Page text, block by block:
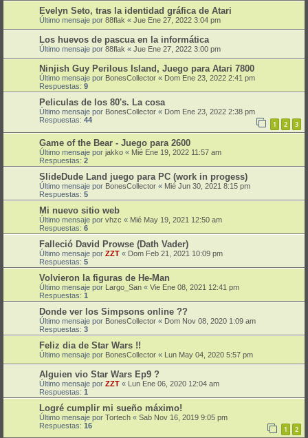
Evelyn Seto, tras la identidad gráfica de Atari
Último mensaje por 88flak « Jue Ene 27, 2022 3:04 pm
Los huevos de pascua en la informática
Último mensaje por 88flak « Jue Ene 27, 2022 3:00 pm
Ninjish Guy Perilous Island, Juego para Atari 7800
Último mensaje por BonesCollector « Dom Ene 23, 2022 2:41 pm
Respuestas: 9
Peliculas de los 80's. La cosa
Último mensaje por BonesCollector « Dom Ene 23, 2022 2:38 pm
Respuestas: 44 1 2 3
Game of the Bear - Juego para 2600
Último mensaje por jakko « Mié Ene 19, 2022 11:57 am
Respuestas: 2
SlideDude Land juego para PC (work in progess)
Último mensaje por BonesCollector « Mié Jun 30, 2021 8:15 pm
Respuestas: 5
Mi nuevo sitio web
Último mensaje por vhzc « Mié May 19, 2021 12:50 am
Respuestas: 6
Falleció David Prowse (Dath Vader)
Último mensaje por ZZT « Dom Feb 21, 2021 10:09 pm
Respuestas: 5
Volvieron la figuras de He-Man
Último mensaje por Largo_San « Vie Ene 08, 2021 12:41 pm
Respuestas: 1
Donde ver los Simpsons online ??
Último mensaje por BonesCollector « Dom Nov 08, 2020 1:09 am
Respuestas: 3
Feliz dia de Star Wars !!
Último mensaje por BonesCollector « Lun May 04, 2020 5:57 pm
Alguien vio Star Wars Ep9 ?
Último mensaje por ZZT « Lun Ene 06, 2020 12:04 am
Respuestas: 1
Logré cumplir mi sueño máximo!
Último mensaje por Tortech « Sab Nov 16, 2019 9:05 pm
Respuestas: 16 1 2